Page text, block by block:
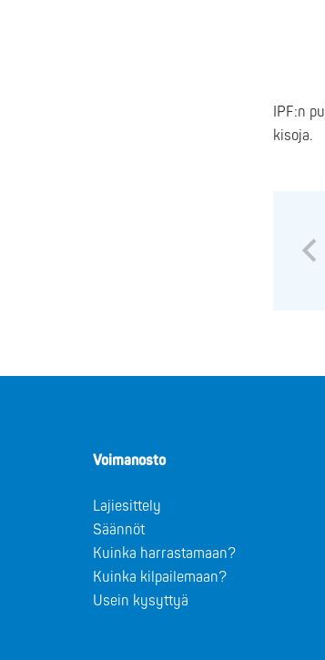
IPF:n
kisoja.
Voimanosto
Lajiesittely
Säännöt
Kuinka harrastamaan?
Kuinka kilpailemaan?
Usein kysyttyä